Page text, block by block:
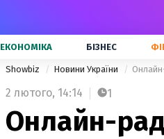
ЕКОНОМІКА БІЗНЕС
Showbiz Новини України
2 лютого, 14:14 1
Онлайн-